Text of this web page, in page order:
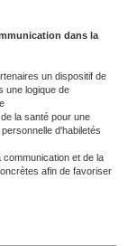
dans la
un dispositif de
une logique de
la santé pour une
d'habiletés
communication et de la
afin de favoriser